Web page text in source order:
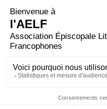
Mais lui parlait du
Aussi, quand il se réveilla
ses disciples se
ils crurent à l’Écriture
et à la parole que Jésus
– Acclamons la Parole de